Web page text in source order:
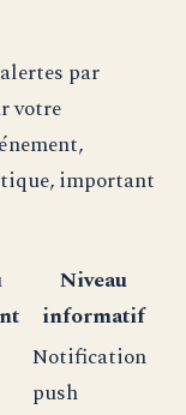
par
votre
important
Niveau
informatif
Notification
push